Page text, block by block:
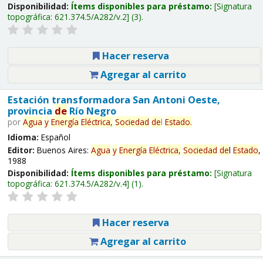
Disponibilidad: Ítems disponibles para préstamo: Signatura
topográfica: 621.374.5/A282/v.2 (3).
Hacer reserva
Agregar al carrito
Estación transformadora San Antoni Oeste,
provincia deRío Negro
por Agua y Energía Eléctrica, Sociedad del Estado.
Idioma: Español
Editor: Buenos Aires: Agua y Energía Eléctrica, Sociedad del Estado,
1988
Disponibilidad: Ítems disponibles para préstamo: Signatura
topográfica: 621.374.5/A282/v.4 (1).
Hacer reserva
Agregar al carrito